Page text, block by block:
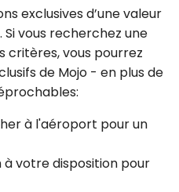
exclusives d’une valeur
Si vous recherchez une
critères, vous pourrez
de Mojo - en plus de
à l'aéroport pour un
votre disposition pour